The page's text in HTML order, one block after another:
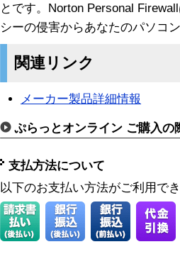
とです。Norton Personal
シーの侵害からあなたのパソコ
関連リンク
メーカー製品詳細情報
ぷらっとオンライン ご購入の
支払方法について
以下のお支払い方法がご利用で